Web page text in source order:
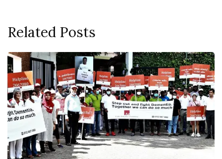
Related Posts